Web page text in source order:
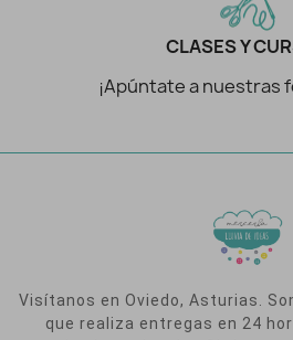
CLASES Y
¡Apúntate a nuestras
Visítanos en Oviedo, Asturias.
que realiza entregas en 24